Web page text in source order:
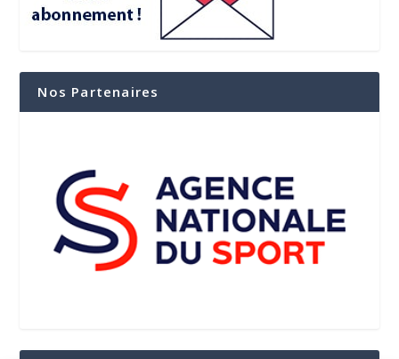
Nos Partenaires